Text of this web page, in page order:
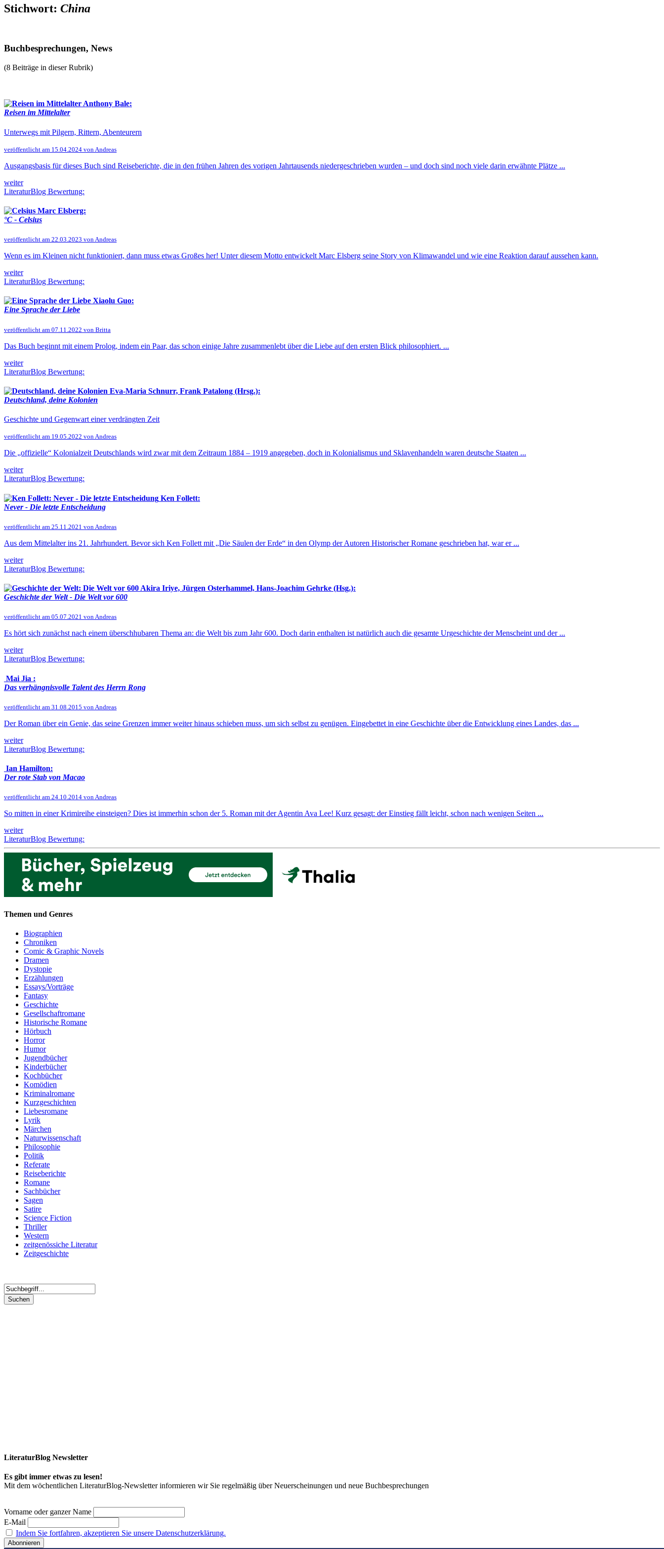
Stichwort: China
Buchbesprechungen, News
(8 Beiträge in dieser Rubrik)
Anthony Bale:
Reisen im Mittelalter
Unterwegs mit Pilgern, Rittern, Abenteurern
veröffentlicht am 15.04.2024 von Andreas
Ausgangsbasis für dieses Buch sind Reiseberichte, die in den frühen Jahren des vorigen Jahrtausends niedergeschrieben wurden – und doch sind noch viele darin erwähnte Plätze ...
weiter
LiteraturBlog Bewertung:
Marc Elsberg:
°C - Celsius
veröffentlicht am 22.03.2023 von Andreas
Wenn es im Kleinen nicht funktioniert, dann muss etwas Großes her! Unter diesem Motto entwickelt Marc Elsberg seine Story von Klimawandel und wie eine Reaktion darauf aussehen kann.
weiter
LiteraturBlog Bewertung:
Xiaolu Guo:
Eine Sprache der Liebe
veröffentlicht am 07.11.2022 von Britta
Das Buch beginnt mit einem Prolog, indem ein Paar, das schon einige Jahre zusammenlebt über die Liebe auf den ersten Blick philosophiert. ...
weiter
LiteraturBlog Bewertung:
Eva-Maria Schnurr, Frank Patalong (Hrsg.):
Deutschland, deine Kolonien
Geschichte und Gegenwart einer verdrängten Zeit
veröffentlicht am 19.05.2022 von Andreas
Die „offizielle“ Kolonialzeit Deutschlands wird zwar mit dem Zeitraum 1884 – 1919 angegeben, doch in Kolonialismus und Sklavenhandeln waren deutsche Staaten ...
weiter
LiteraturBlog Bewertung:
Ken Follett:
Never - Die letzte Entscheidung
veröffentlicht am 25.11.2021 von Andreas
Aus dem Mittelalter ins 21. Jahrhundert. Bevor sich Ken Follett mit „Die Säulen der Erde“ in den Olymp der Autoren Historischer Romane geschrieben hat, war er ...
weiter
LiteraturBlog Bewertung:
Akira Iriye, Jürgen Osterhammel, Hans-Joachim Gehrke (Hsg.):
Geschichte der Welt - Die Welt vor 600
veröffentlicht am 05.07.2021 von Andreas
Es hört sich zunächst nach einem überschhubaren Thema an: die Welt bis zum Jahr 600. Doch darin enthalten ist natürlich auch die gesamte Urgeschichte der Menscheint und der ...
weiter
LiteraturBlog Bewertung:
Mai Jia :
Das verhängnisvolle Talent des Herrn Rong
veröffentlicht am 31.08.2015 von Andreas
Der Roman über ein Genie, das seine Grenzen immer weiter hinaus schieben muss, um sich selbst zu genügen. Eingebettet in eine Geschichte über die Entwicklung eines Landes, das ...
weiter
LiteraturBlog Bewertung:
Ian Hamilton:
Der rote Stab von Macao
veröffentlicht am 24.10.2014 von Andreas
So mitten in einer Krimireihe einsteigen? Dies ist immerhin schon der 5. Roman mit der Agentin Ava Lee! Kurz gesagt: der Einstieg fällt leicht, schon nach wenigen Seiten ...
weiter
LiteraturBlog Bewertung:
Themen und Genres
Biographien
Chroniken
Comic & Graphic Novels
Dramen
Dystopie
Erzählungen
Essays/Vorträge
Fantasy
Geschichte
Gesellschaftromane
Historische Romane
Hörbuch
Horror
Humor
Jugendbücher
Kinderbücher
Kochbücher
Komödien
Kriminalromane
Kurzgeschichten
Liebesromane
Lyrik
Märchen
Naturwissenschaft
Philosophie
Politik
Referate
Reiseberichte
Romane
Sachbücher
Sagen
Satire
Science Fiction
Thriller
Western
zeitgenössiche Literatur
Zeitgeschichte
LiteraturBlog Newsletter
Es gibt immer etwas zu lesen!
Mit dem wöchentlichen LiteraturBlog-Newsletter informieren wir Sie regelmäßig über Neuerscheinungen und neue Buchbesprechungen
Vorname oder ganzer Name
E-Mail
Indem Sie fortfahren, akzeptieren Sie unsere Datenschutzerklärung.